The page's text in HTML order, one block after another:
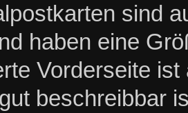
sind
haben eine
Vorderseite
beschreibbar